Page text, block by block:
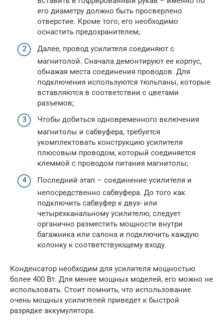
его диаметру должно быть просверлено
отверстие. Кроме того, его необходимо
оснастить предохранителем;
Далее, провод усилителя соединяют с
магнитолой. Сначала демонтируют ее корпус,
обнажая места соединения проводов. Для
подключения используются тюльпаны, которые
вставляются в соответствии с цветами
разъемов;
Чтобы добиться одновременного включения
магнитолы и сабвуфера, требуется
укомплектовать конструкцию усилителя
плюсовым проводом, который соединяется
клеммой с проводом питания магнитолы;
Последний этап – соединение усилителя и
непосредственно сабвуфера. До того как
подключить сабвуфер к двух- или
четырехканальному усилителю, следует
органично разместить мощности внутри
багажника или салона и подключить каждую
колонку к соответствующему входу.
Конденсатор необходим для усилителя мощностью
более 400 Вт. Для менее мощных моделей, его можно не
использовать. Стоит помнить, что использование
очень мощных усилителей приведет к быстрой
разрядке аккумулятора.